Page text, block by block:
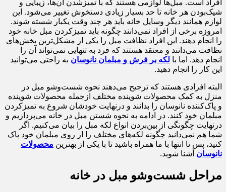
افراد است. مبل‌ها لوازمی هستند که با تمیزشدن آن‌ها، زیبایی و
شیک‌بودن هر خانه تا حد بسیار زیادی دستخوش تغییر می‌شود‌. این
لوازم همانند دیگر وسایل خانه باید هر چند وقت یکبار شسته شوند.
امروزه برخی از افراد نمی‌دانند چگونه باید تمیزکردن مبل خانه خود
را انجام دهند. این افراد نظافت مبل را یکی از مشکل‌ترین بخش‌های
نظافت می‌دانند و معتقد هستند که فرد به تنهایی نمی‌تواند آن را
انجام دهد. اما با لکه بر فرش و مبلمان نانوسان به راحتی می‌توانید
این کار را انجام دهید.
البته افرادی هستند که ترجیح می‌دهند نحوه شست‌وشو مبل در
منزل به کمک محصولات شوینده مختلف ازجمله محصولات شوینده
و پاک‌کننده نانوسان را بدانند و درنهایت خودشان شروع به تمیزکردن
مبلمان خود کنند. در ادامه به نحوه شستن مبل در خانه می‌پردازیم و
درنهایت چگونگی از بین‌بردن انواع لکه مبل را بیان می‌کنیم. اگر
شما هم نمی‌دانید چگونه لکه‌های مختلف را از روی مبلمان خود پاک
کنید، پس تا انتها با ما همراه باشید تا با یکی از بهترین محصولات
نانوسان آشنا شوید.
مراحل شست‌وشو مبل در خانه